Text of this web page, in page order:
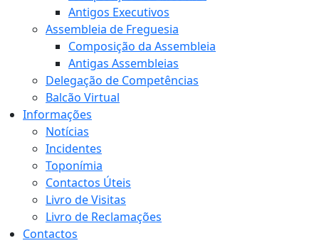
Antigos Executivos
Assembleia de Freguesia
Composição da Assembleia
Antigas Assembleias
Delegação de Competências
Balcão Virtual
Informações
Notícias
Incidentes
Toponímia
Contactos Úteis
Livro de Visitas
Livro de Reclamações
Contactos